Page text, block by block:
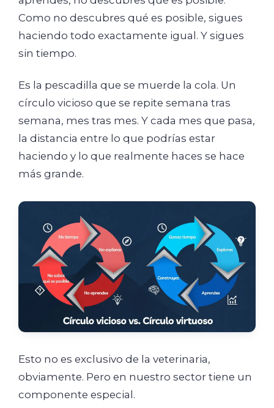
Como no descubres qué es posible, sigues
haciendo todo exactamente igual. Y sigues
sin tiempo.
Es la pescadilla que se muerde la cola. Un
círculo vicioso que se repite semana tras
semana, mes tras mes. Y cada mes que pasa,
la distancia entre lo que podrías estar
haciendo y lo que realmente haces se hace
más grande.
Esto no es exclusivo de la veterinaria,
obviamente. Pero en nuestro sector tiene un
componente especial.